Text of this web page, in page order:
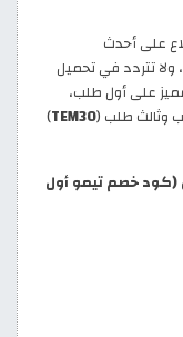
على أحدث
ولا تتردد في تحميل
على أول طلب،
وثالث طلب (TEM30
)
(كود خصم تيمو أول